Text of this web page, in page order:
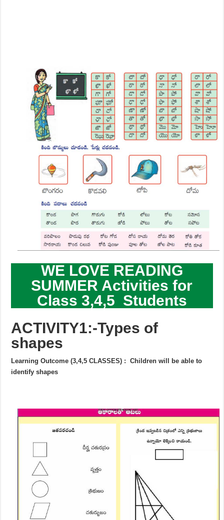
WE LOVE READING
SUMMER Activities for
Class 3,4,5 Students
ACTIVITY1:-Types of
shapes
Learning Outcome (3,4,5 CLASSES) : Children will be able to
identify shapes